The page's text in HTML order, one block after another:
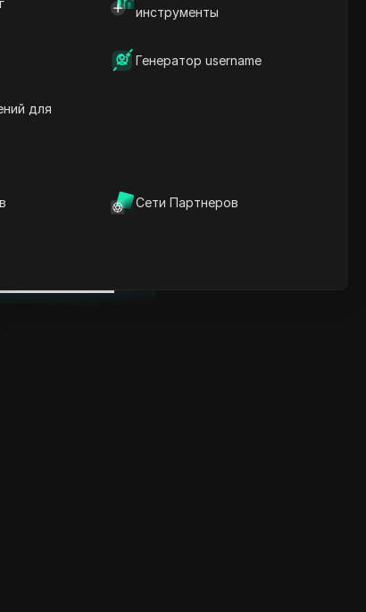
инструменты
Генератор username
для
Сети Партнеров
информация
слова
вопросы и
антидетект браузер